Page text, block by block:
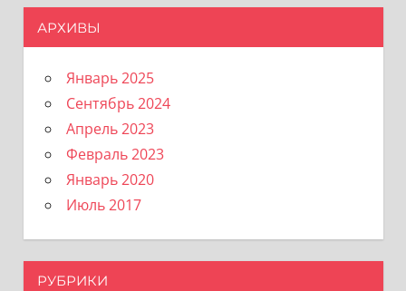
АРХИВЫ
Январь 2025
Сентябрь 2024
Апрель 2023
Февраль 2023
Январь 2020
Июль 2017
РУБРИКИ